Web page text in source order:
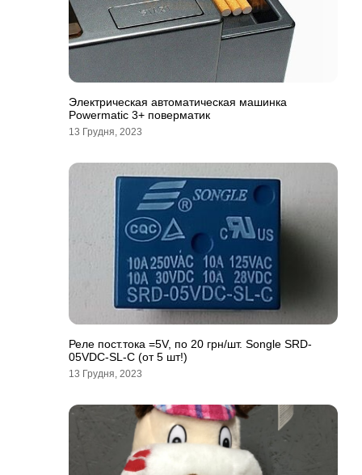
Электрическая автоматическая машинка
Powermatic 3+ поверматик
13 Грудня, 2023
Реле пост.тока =5V, по 20 грн/шт. Songle SRD-
05VDC-SL-C (от 5 шт!)
13 Грудня, 2023